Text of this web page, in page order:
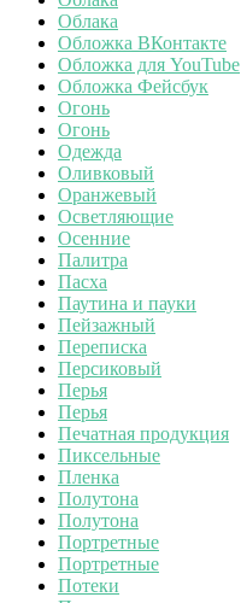
Облака
Обложка ВКонтакте
Обложка для YouTube
Обложка Фейсбук
Огонь
Огонь
Одежда
Оливковый
Оранжевый
Осветляющие
Осенние
Палитра
Пасха
Паутина и пауки
Пейзажный
Переписка
Персиковый
Перья
Перья
Печатная продукция
Пиксельные
Пленка
Полутона
Полутона
Портретные
Портретные
Потеки